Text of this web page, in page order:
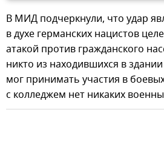
В МИД подчеркнули, что удар
в духе германских нацистов
атакой против гражданского
никто из находившихся в
мог принимать участия в
с колледжем нет никаких